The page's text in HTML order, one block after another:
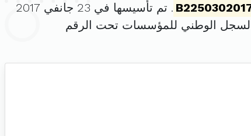
. تم تأسيسها في 23 جانفي 2017
الوطني للمؤسسات تحت الرقم